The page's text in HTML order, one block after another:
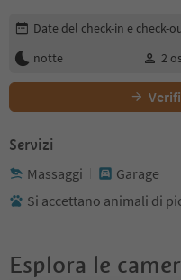
Modifica i dettagli della
Date del check-in e check-
notte
2
Servizi
Massaggi
Garage
Si accettano animali di
Esplora le